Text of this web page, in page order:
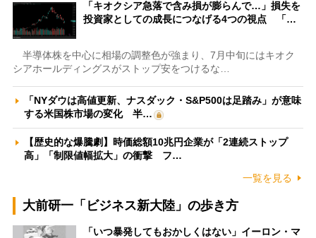
「キオクシア急落で含み損が膨らんで…」損失を
投資家としての成長につなげる4つの視点 「…
半導体株を中心に相場の調整色が強まり、7月中旬にはキオク
シアホールディングスがストップ安をつけるな…
「NYダウは高値更新、ナスダック・S&P500は足踏み」が意味
する米国株市場の変化 半…
【歴史的な爆騰劇】時価総額10兆円企業が「2連続ストップ
高」「制限値幅拡大」の衝撃 フ…
一覧を見る
大前研一「ビジネス新大陸」の歩き方
「いつ暴発してもおかしくはない」イーロン・マ